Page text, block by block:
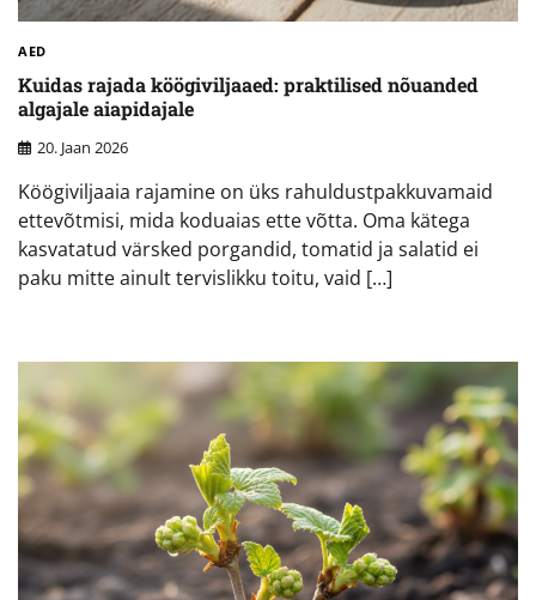
AED
Kuidas rajada köögiviljaaed: praktilised nõuanded
algajale aiapidajale
20. Jaan 2026
Köögiviljaaia rajamine on üks rahuldustpakkuvamaid
ettevõtmisi, mida koduaias ette võtta. Oma kätega
kasvatatud värsked porgandid, tomatid ja salatid ei
paku mitte ainult tervislikku toitu, vaid […]